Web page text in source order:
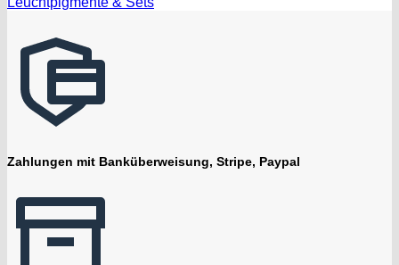
Zahlungen mit Banküberweisung, Stripe, Paypal